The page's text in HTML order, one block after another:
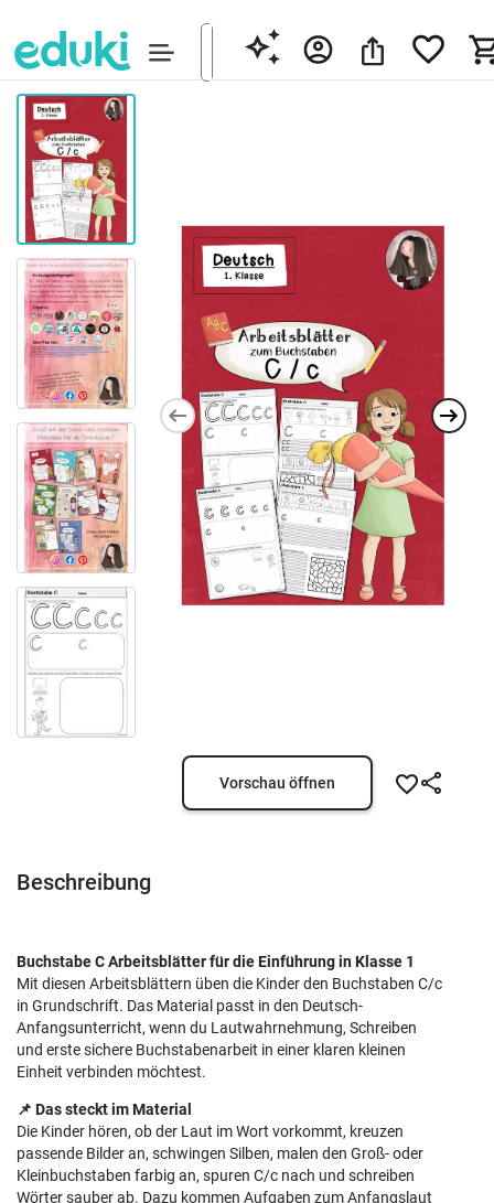
Vorschau öffnen
Beschreibung
Buchstabe C Arbeitsblätter für die Einführung in Klasse 1
Mit diesen Arbeitsblättern üben die Kinder den Buchstaben C/c
in Grundschrift. Das Material passt in den Deutsch-
Anfangsunterricht, wenn du Lautwahrnehmung, Schreiben
und erste sichere Buchstabenarbeit in einer klaren kleinen
Einheit verbinden möchtest.
📌 Das steckt im Material
Die Kinder hören, ob der Laut im Wort vorkommt, kreuzen
passende Bilder an, schwingen Silben, malen den Groß- oder
Kleinbuchstaben farbig an, spuren C/c nach und schreiben
Wörter sauber ab. Dazu kommen Aufgaben zum Anfangslaut